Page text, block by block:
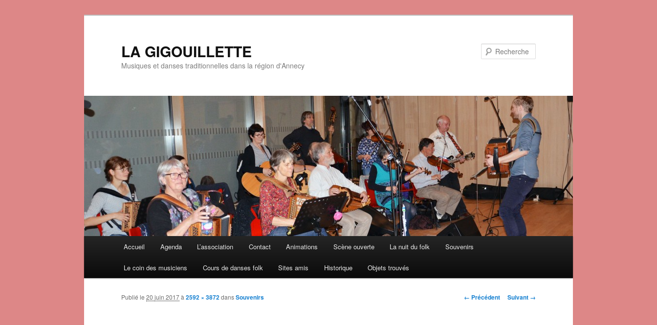
LA GIGOUILLETTE
Musiques et danses traditionnelles dans la région d'Annecy
Aller au contenu principal
Aller au contenu secondaire
Accueil Agenda L’association Contact Animations Scène ouverte La nuit du folk Souvenirs
Le coin des musiciens Cours de danses folk Sites amis Historique Objets trouvés
Navigation des
← Précédent Suivant →
Publié le 20 juin 2017à2592 × 3872dansSouvenirs